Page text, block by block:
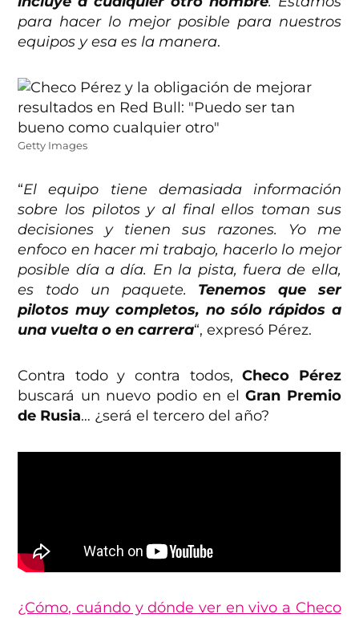
para hacer lo mejor posible para nuestros
equipos y esa es la manera.
Getty Images
“El equipo tiene demasiada información
sobre los pilotos y al final ellos toman sus
decisiones y tienen sus razones. Yo me
enfoco en hacer mi trabajo, hacerlo lo mejor
posible día a día. En la pista, fuera de ella,
es todo un paquete. Tenemos que ser
pilotos muy completos, no sólo rápidos a
una vuelta o en carrera“, expresó Pérez.
Contra todo y contra todos, Checo Pérez
buscará un nuevo podio en elGran Premio
de Rusia… ¿será el tercero del año?
¿Cómo, cuándo y dónde ver en vivo a Checo